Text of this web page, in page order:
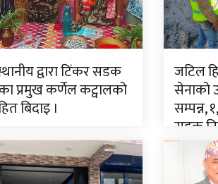
द्वारा टिंकर सडक
प्रमुख कर्णेल कट्वालको
बिदाइ ।
जटिल
सेनाको
सम्पन्न,
सडक